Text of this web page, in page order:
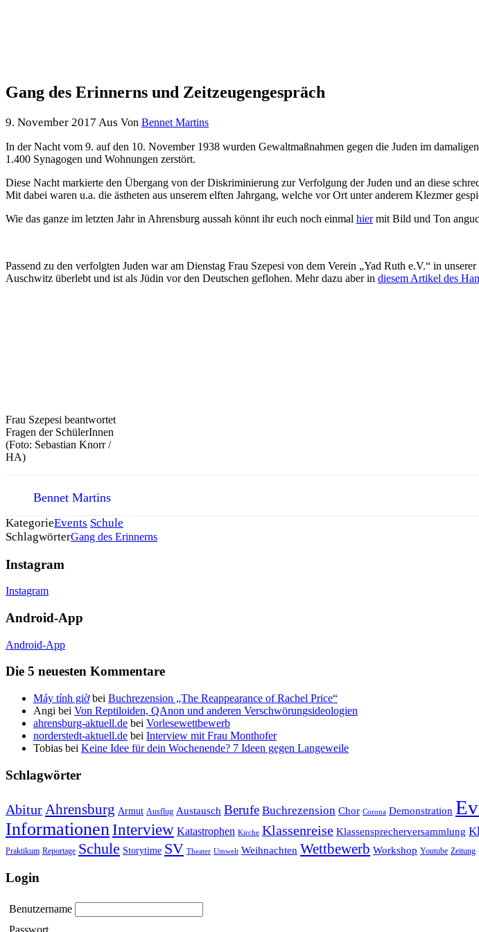
Gang des Erinnerns und Zeitzeugengespräch
9. November 2017 Aus Von Bennet Martins
In der Nacht vom 9. auf den 10. November 1938 wurden Gewaltmaßnahmen gegen die Juden im
1.400 Synagogen und Wohnungen zerstört.
Diese Nacht markierte den Übergang von der Diskriminierung zur Verfolgung der Juden und an diese
Mit dabei waren u.a. die ästheten aus unserem elften Jahrgang, welche vor Ort unter anderem Klezmer
Wie das ganze im letzten Jahr in Ahrensburg aussah könnt ihr euch noch einmal hiermit Bild und Ton
Passend zu den verfolgten Juden war am Dienstag Frau Szepesi von dem Verein „Yad Ruth e.V.“ in
Auschwitz überlebt und ist als Jüdin vor den Deutschen geflohen. Mehr dazu aber in diesem Artikel des
Frau Szepesi beantwortet
Fragen der SchülerInnen
(Foto: Sebastian Knorr /
HA)
Bennet Martins
KategorieEvents Schule
SchlagwörterGang des Erinnerns
Instagram
Instagram
Android-App
Android-App
Die 5 neuesten Kommentare
Máy tính giờbei Buchrezension „The Reappearance of Rachel Price“
Angi bei Von Reptiloiden, QAnon und anderen Verschwörungsideologien
ahrensburg-aktuell.de bei Vorlesewettbewerb
norderstedt-aktuell.de bei Interview mit Frau Monthofer
Tobias bei Keine Idee für dein Wochenende? 7 Ideen gegen Langeweile
Schlagwörter
Abitur Ahrensburg Armut Ausflug Austausch Berufe Buchrezension Chor Corona Demonstration
Informationen Interview Katastrophen Kirche Klassenreise Klassensprecherversammlung
Praktikum Reportage Schule Storytime SV Theater Umwelt Weihnachten Wettbewerb Workshop Youtube Zeitung
Login
Benutzername
Passwort